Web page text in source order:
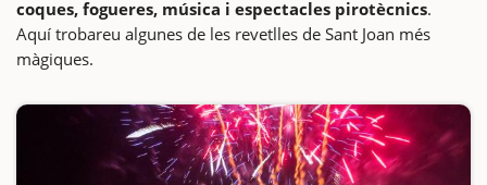
coques, fogueres, música i espectacles pirotècnics.
Aquí trobareu algunes de les revetlles de Sant Joan més
màgiques.